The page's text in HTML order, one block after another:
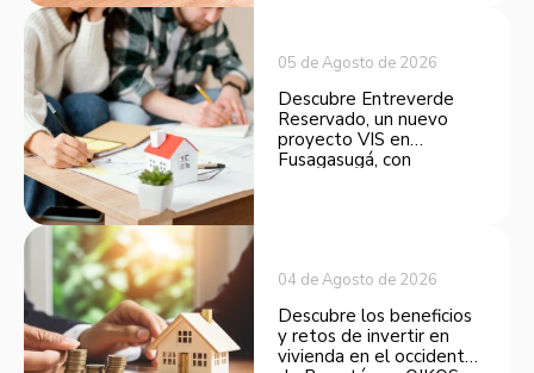
05 de Agosto de 2026
Descubre Entreverde
Reservado, un nuevo
proyecto VIS en
Fusagasugá, con
04 de Agosto de 2026
Descubre los beneficios
y retos de invertir en
vivienda en el occidente